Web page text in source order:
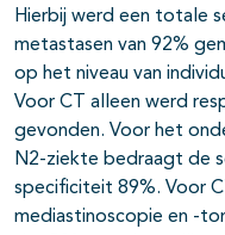
Hierbij werd een totale
metastasen van 92%
op het niveau van
Voor CT alleen werd
gevonden. Voor het
N2-ziekte bedraagt de
specificiteit 89%. Voor
mediastinoscopie en -